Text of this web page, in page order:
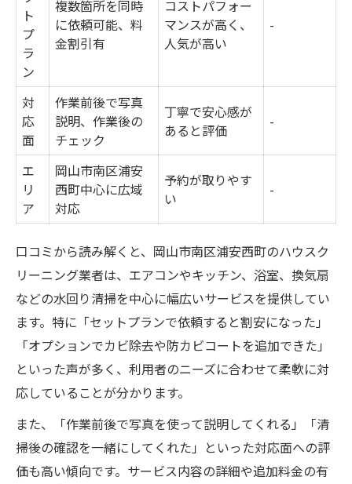
ト
プ
ラ
ン
複数箇所を同時
に依頼可能、料
金割引有
コストパフォー
マンスが高く、
人気が高い
-
対
応
面
作業前後で写真
説明、作業後の
チェック
丁寧で安心感が
あると評価
-
エ
リ
ア
岡山市南区浦安
西町中心に広域
対応
予約が取りやす
い
-
口コミから読み解くと、岡山市南区浦安西町のハウスク
リーニング業者は、エアコンやキッチン、浴室、換気扇
などの水回り清掃を中心に幅広いサービスを提供してい
ます。特に「セットプランで依頼すると割安になった」
「オプションでカビ除去や防カビコートを追加できた」
といった声が多く、利用者のニーズに合わせて柔軟に対
応していることが分かります。
また、「作業前後で写真を使って説明してくれる」「清
掃後の確認を一緒にしてくれた」といった対応面への評
価も高い傾向です。サービス内容の詳細や追加料金の有